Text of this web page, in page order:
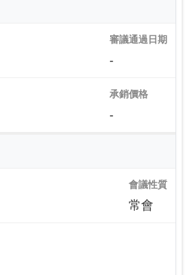
審議通過日期
-
承銷價格
-
會議性質
常會